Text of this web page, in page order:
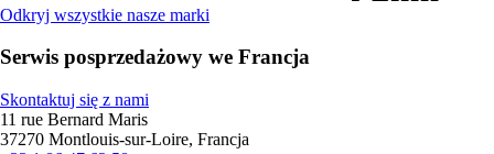
Odkryj wszystkie nasze marki
Serwis posprzedażowy we Francja
Skontaktuj się z nami
11 rue Bernard Maris
37270 Montlouis-sur-Loire, Francja